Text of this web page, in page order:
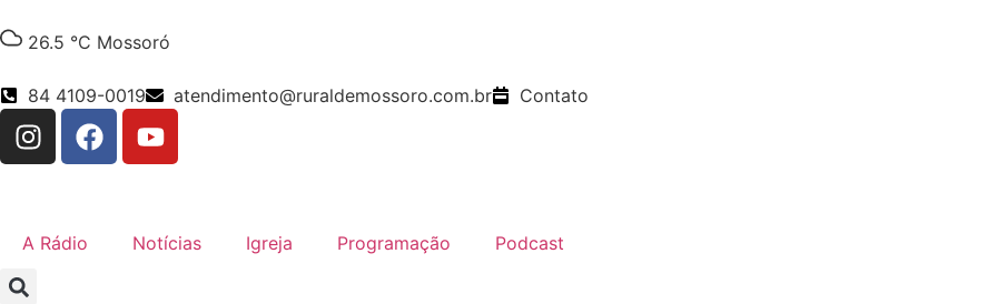
26.5 °C Mossoró
84 4109-0019 atendimento@ruraldemossoro.com.br Contato
A Rádio Notícias Igreja Programação Podcast